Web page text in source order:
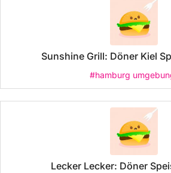
Sunshine Grill: Döner Kiel
#hamburg
Lecker Lecker: Döner